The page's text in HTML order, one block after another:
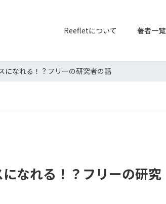
Reefletについて 著者一覧
になれる！？フリーの研究者の話
になれる！？フリーの研究